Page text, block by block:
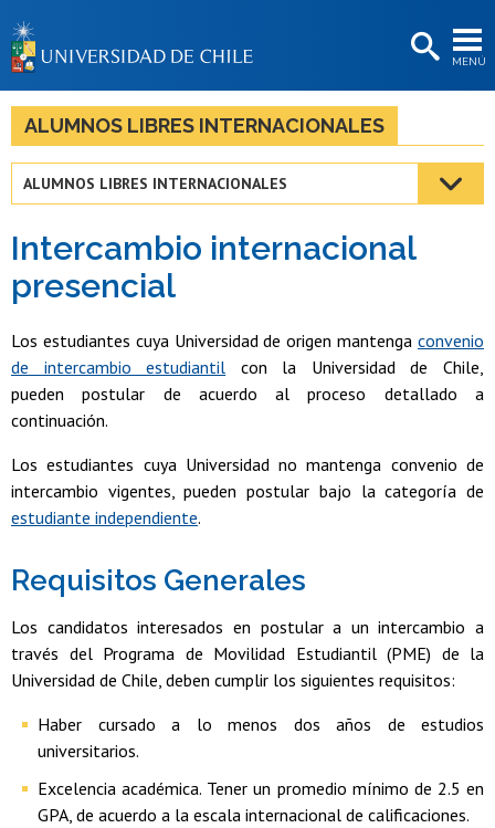
MENÚ
BIBLIOTECAS
LA UNIVERSIDAD
Estudiantes
Académicas/os
Egresadas/os
ALUMNOS LIBRES INTERNACIONALES
ALUMNOS LIBRES INTERNACIONALES
Intercambio internacional
presencial
Los estudiantes cuya Universidad de origen mantenga convenio
de intercambio estudiantil con la Universidad de Chile,
pueden postular de acuerdo al proceso detallado a
continuación.
Los estudiantes cuya Universidad no mantenga convenio de
intercambio vigentes, pueden postular bajo la categoría de
estudiante independiente.
Requisitos Generales
Los candidatos interesados en postular a un intercambio a
través del Programa de Movilidad Estudiantil (PME) de la
Universidad de Chile, deben cumplir los siguientes requisitos:
Haber cursado a lo menos dos años de estudios
universitarios.
Excelencia académica. Tener un promedio mínimo de 2.5 en
GPA, de acuerdo a la escala internacional de calificaciones.